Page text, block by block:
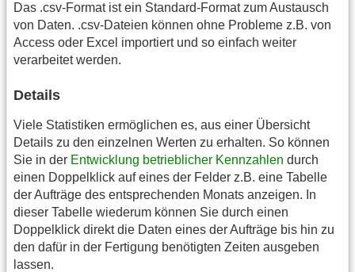
Das .csv-Format ist ein Standard-Format zum Austausch
von Daten. .csv-Dateien können ohne Probleme z.B. von
Access oder Excel importiert und so einfach weiter
verarbeitet werden.
Details
Viele Statistiken ermöglichen es, aus einer Übersicht
Details zu den einzelnen Werten zu erhalten. So können
Sie in der Entwicklung betrieblicher Kennzahlen durch
einen Doppelklick auf eines der Felder z.B. eine Tabelle
der Aufträge des entsprechenden Monats anzeigen. In
dieser Tabelle wiederum können Sie durch einen
Doppelklick direkt die Daten eines der Aufträge bis hin zu
den dafür in der Fertigung benötigten Zeiten ausgeben
lassen.